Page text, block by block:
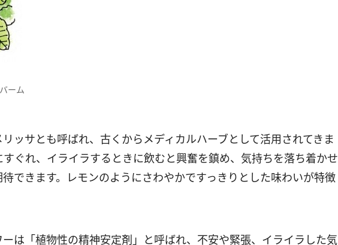
ーム
リッサとも呼ばれ、古くからメディカルハーブとして活用されてきま
すぐれ、イライラするときに飲むと興奮を鎮め、気持ちを落ち着かせ
できます。レモンのようにさわやかですっきりとした味わいが特徴
は「植物性の精神安定剤」と呼ばれ、不安や緊張、イライラした気